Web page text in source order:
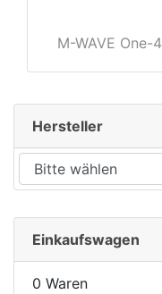
M-WAVE
Hersteller
Einkaufswagen
0 Waren